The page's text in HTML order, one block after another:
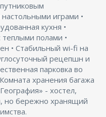
играми •
кухня •
полами •
• Стабильный wi-fi на
рецепшн и
парковка во
хранения багажа
но бережно хранящий